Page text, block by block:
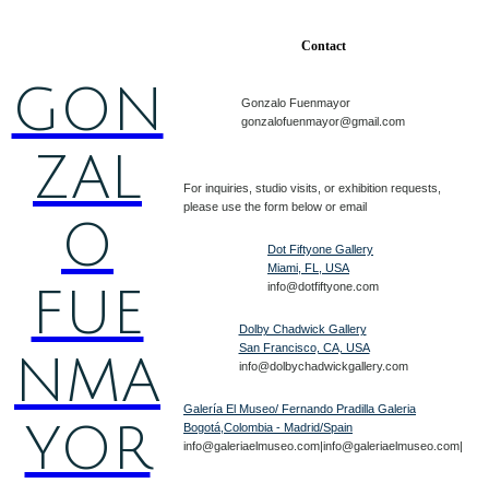
GON
ZAL
O
FUE
NMA
YOR
Contact
Gonzalo Fuenmayor
gonzalofuenmayor@gmail.com
For inquiries, studio visits, or exhibition requests,
please use the form below or email
Dot Fiftyone Gallery
Miami, FL, USA
info@dotfiftyone.com
Dolby Chadwick Gallery
San Francisco, CA, USA
info@dolbychadwickgallery.com
Galería El Museo/ Fernando Pradilla Galeria
Bogotá,Colombia - Madrid/Spain
info@galeriaelmuseo.com|info@galeriaelmuseo.com|